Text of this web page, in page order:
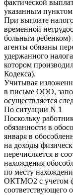
фактической
указанным
При выплате
временной
больным ребенком)
агенты обязаны
удержанного
котором
Кодекса).
Учитывая
в письме ООО,
осуществляется
По ситуации N 1
Поскольку
обязанности в
января в
на доходы
перечисляется в
нахождения
по месту
ОКТМО2 с учетом
соответствующего